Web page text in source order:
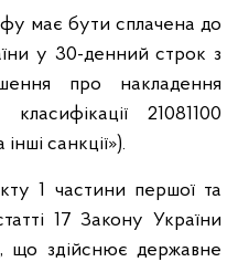
має бути сплачена до
у 30-денний строк з
про накладення
21081100
санкції»).
1 частини першої та
17 Закону України
що здійснює державне